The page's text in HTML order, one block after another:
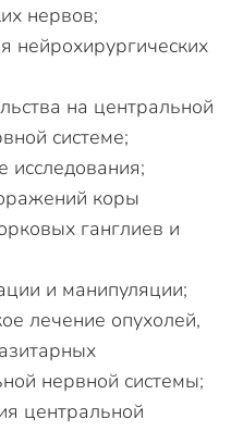
нервов;
нейрохирургических
на центральной
системе;
исследования;
коры
ганглиев и
и манипуляции;
лечение опухолей,
нервной системы;
центральной